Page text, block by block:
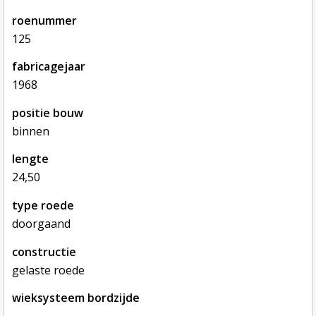
roenummer
125
fabricagejaar
1968
positie bouw
binnen
lengte
24,50
type roede
doorgaand
constructie
gelaste roede
wieksysteem bordzijde